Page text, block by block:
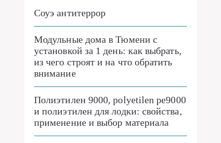
Соуэ антитеррор
Модульные дома в Тюмени с
установкой за 1 день: как выбрать,
из чего строят и на что обратить
внимание
Полиэтилен 9000, polyetilen pe9000
и полиэтилен для лодки: свойства,
применение и выбор материала